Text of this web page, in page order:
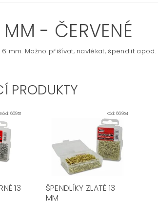
MM - ČERVENÉ
mm. Možno přišívat, navlékat, špendlit apod.
PRODUKTY
Kód: 66951
13
Kód:66954
ŠPENDLÍKY ZLATÉ 13
MM